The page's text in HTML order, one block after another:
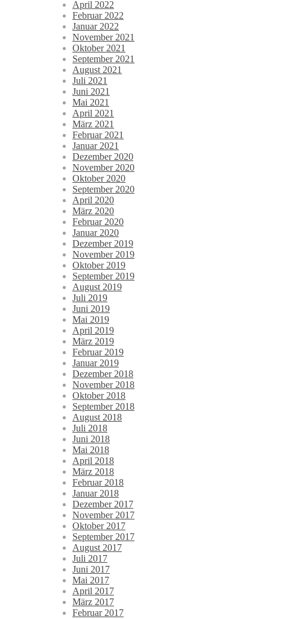
April 2022
Februar 2022
Januar 2022
November 2021
Oktober 2021
September 2021
August 2021
Juli 2021
Juni 2021
Mai 2021
April 2021
März 2021
Februar 2021
Januar 2021
Dezember 2020
November 2020
Oktober 2020
September 2020
April 2020
März 2020
Februar 2020
Januar 2020
Dezember 2019
November 2019
Oktober 2019
September 2019
August 2019
Juli 2019
Juni 2019
Mai 2019
April 2019
März 2019
Februar 2019
Januar 2019
Dezember 2018
November 2018
Oktober 2018
September 2018
August 2018
Juli 2018
Juni 2018
Mai 2018
April 2018
März 2018
Februar 2018
Januar 2018
Dezember 2017
November 2017
Oktober 2017
September 2017
August 2017
Juli 2017
Juni 2017
Mai 2017
April 2017
März 2017
Februar 2017